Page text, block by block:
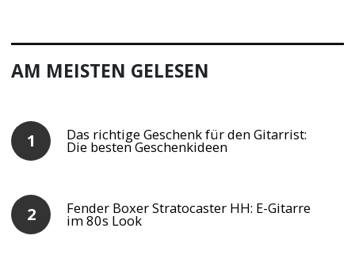
AM MEISTEN GELESEN
Das richtige Geschenk für den Gitarrist:
Die besten Geschenkideen
Fender Boxer Stratocaster HH: E-Gitarre
im 80s Look